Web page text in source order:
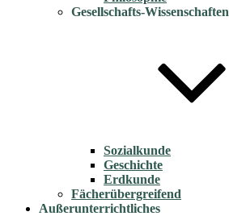
Gesellschafts-Wissenschaften
Sozialkunde
Geschichte
Erdkunde
Fächerübergreifend
Außerunterrichtliches